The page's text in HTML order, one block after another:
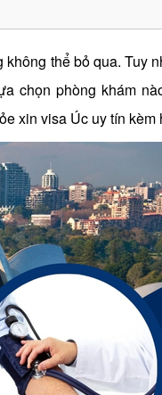
thể bỏ qua. Tuy
chọn phòng khám
xin visa Úc uy tín kèm